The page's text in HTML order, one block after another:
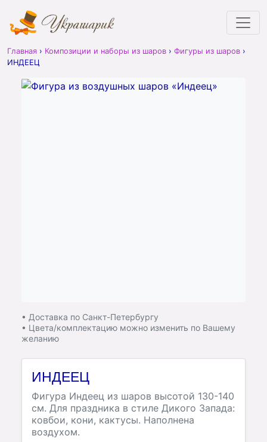
Главная › Композиции и наборы из шаров › Фигуры из шаров ›
ИНДЕЕЦ
• Доставка по Санкт-Петербургу
• Цвета/комплектацию можно изменить по Вашему
желанию
ИНДЕЕЦ
Фигура Индеец из шаров высотой 130-140
см. Для праздника в стиле Дикого Запада:
ковбои, кони, кактусы. Наполнена
воздухом.